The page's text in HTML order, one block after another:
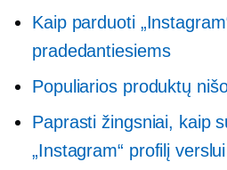
Kaip parduoti
pradedantiesiems
Populiarios produktų
Paprasti žingsniai, kaip
„Instagram“ profilį verslui